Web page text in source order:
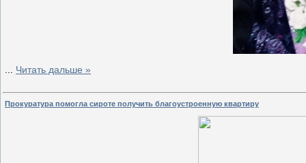
Читать дальше »
Прокуратура помогла сироте получить благоустроенную квартиру